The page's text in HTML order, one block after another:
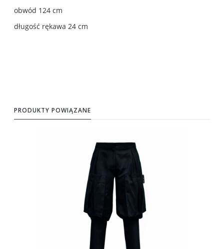
obwód 124 cm
długość rękawa 24 cm
PRODUKTY POWIĄZANE